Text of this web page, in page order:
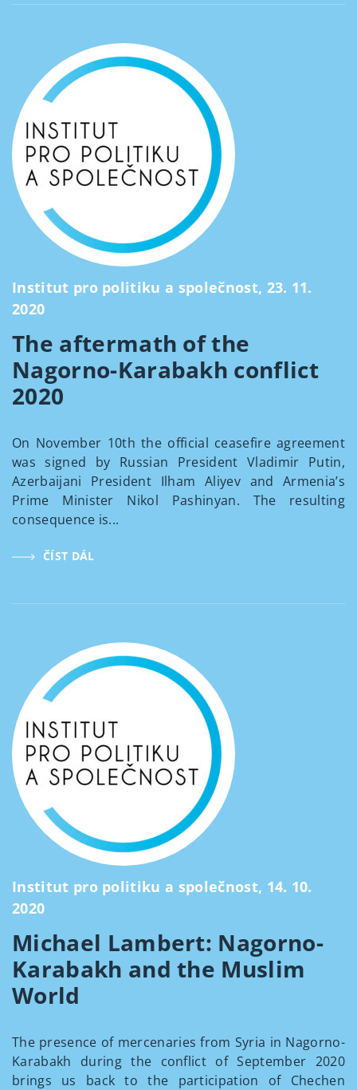
Institut pro politiku a společnost, 23. 11.
2020
The aftermath of the
Nagorno-Karabakh conflict
2020
On November 10th the official ceasefire agreement
was signed by Russian President Vladimir Putin,
Azerbaijani President Ilham Aliyev and Armenia’s
Prime Minister Nikol Pashinyan. The resulting
consequence is...
ČÍST DÁL
Institut pro politiku a společnost, 14. 10.
2020
Michael Lambert: Nagorno-
Karabakh and the Muslim
World
The presence of mercenaries from Syria in Nagorno-
Karabakh during the conflict of September 2020
brings us back to the participation of Chechen